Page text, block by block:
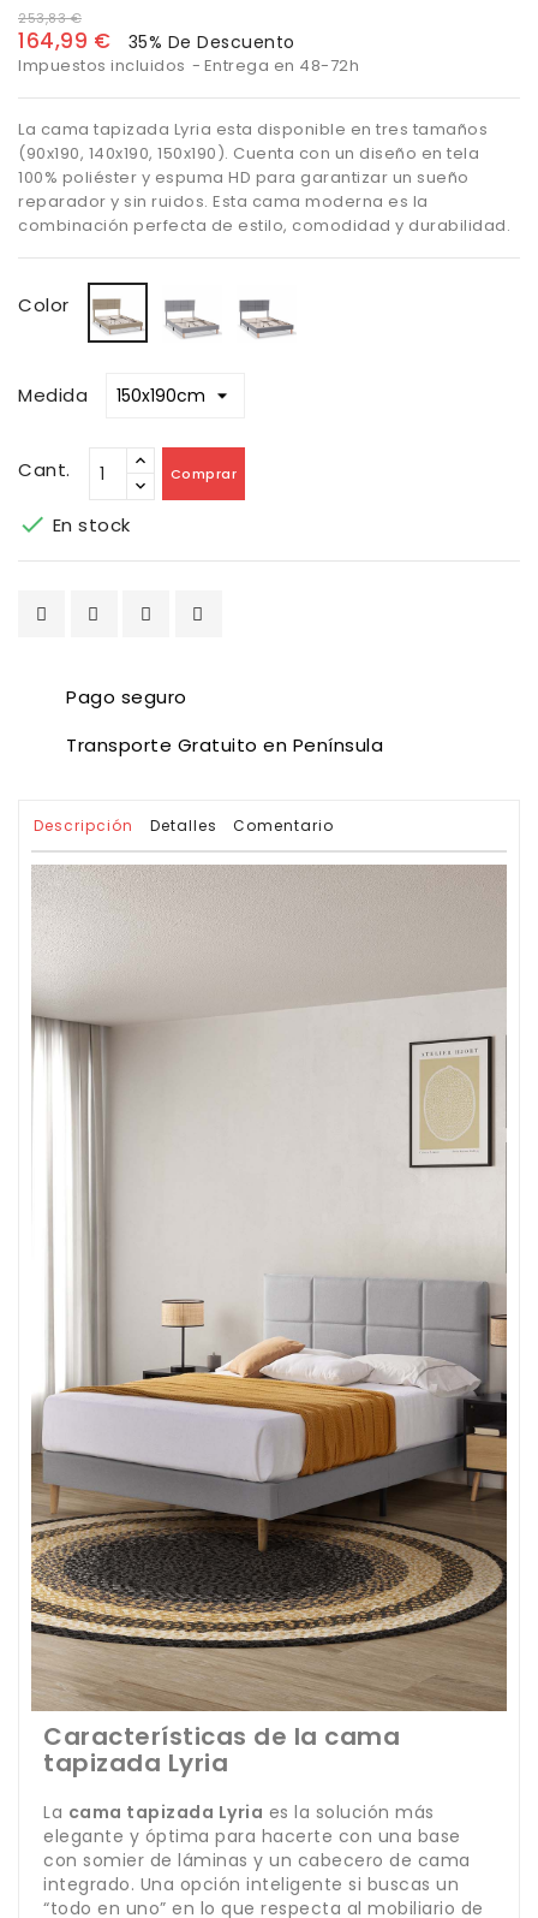
253,83 €
164,99 € 35% De Descuento
Impuestos incluidos Entrega en 48-72h
La cama tapizada Lyria esta disponible en tres tamaños
(90x190, 140x190, 150x190). Cuenta con un diseño en tela
100% poliéster y espuma HD para garantizar un sueño
reparador y sin ruidos. Esta cama moderna es la
combinación perfecta de estilo, comodidad y durabilidad.
Color Beige
Gris
Claro
Medida
Cant. Comprar
 En stock
Pago seguro
Transporte Gratuito en Península
Descripción Detalles Comentario
Características de la cama
tapizada Lyria
La cama tapizada Lyria es la solución más
elegante y óptima para hacerte con una base
con somier de láminas y un cabecero de cama
integrado. Una opción inteligente si buscas un
“todo en uno” en lo que respecta al mobiliario de